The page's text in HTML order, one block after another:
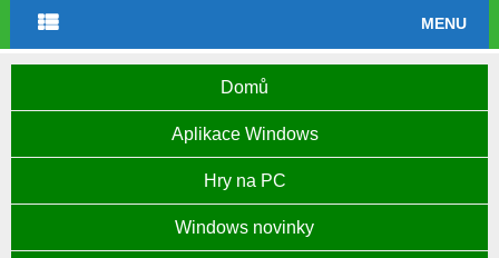
MENU
Domů
Aplikace Windows
Hry na PC
Windows novinky